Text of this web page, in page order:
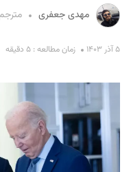
مهدی جعفری
۵ آذر ۱۴۰۳ زمان مطالعه : ۵ دقیقه